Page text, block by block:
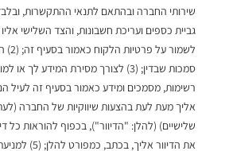
שירותי החברה ובהתאם לתנאי ההתקשרות,
גביית כספים ועריכת חשבונות, והצד השלישי
סמכות שבדין; (3) לצורך מסירת המידע
אליך מעת לעת בהצעות שיווקיות של החברה
שלישיים) (להלן: "הדיוור"), בכפוף להוראות כל